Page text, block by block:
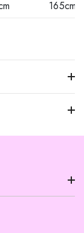
165cm
paturēt.